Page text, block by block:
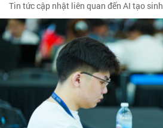
Tin tức cập nhật liên quan đến AI tạo sinh